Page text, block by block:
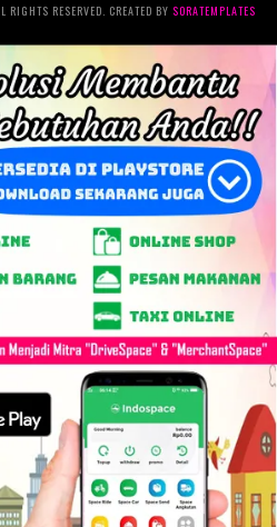
RESERVED. CREATED BY SORATEMPLATES